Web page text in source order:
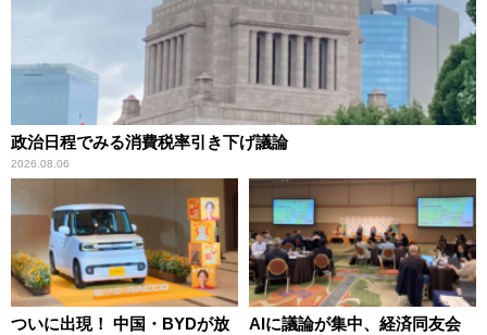
政治日程でみる消費税率引き下げ議論
2026.08.06
ついに出現！ 中国・BYDが放
AIに議論が集中、経済同友会